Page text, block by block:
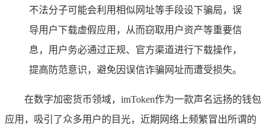
不法分子可能会利用相似网址等手段设下骗局，误
导用户下载虚假应用，从而窃取用户资产等重要信
息，用户务必通过正规、官方渠道进行下载操作，
提高防范意识，避免因误信诈骗网址而遭受损失。
在数字加密货币领域，imToken作为一款声名远扬的钱包
应用，吸引了众多用户的目光，近期网络上频繁冒出所谓的